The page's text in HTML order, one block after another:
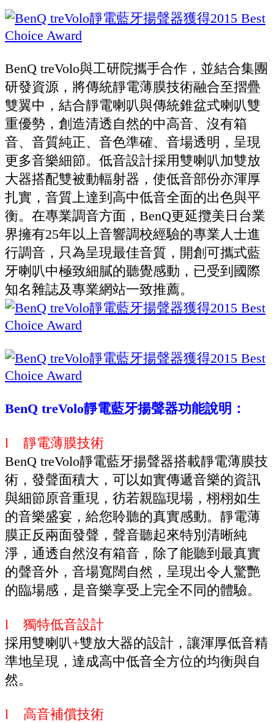
BenQ treVolo與工研院攜手合作，並結合集團
研發資源，將傳統靜電薄膜技術融合至摺疊
雙翼中，結合靜電喇叭與傳統錐盆式喇叭雙
重優勢，創造清透自然的中高音、沒有箱
音、音質純正、音色準確、音場透明，呈現
更多音樂細節。低音設計採用雙喇叭加雙放
大器搭配雙被動輻射器，使低音部份亦渾厚
扎實，音質上達到高中低音全面的出色與平
衡。在專業調音方面，BenQ更延攬美日台業
界擁有25年以上音響調校經驗的專業人士進
行調音，只為呈現最佳音質，開創可攜式藍
牙喇叭中極致細膩的聽覺感動，已受到國際
知名雜誌及專業網站一致推薦。
BenQ treVolo靜電藍牙揚聲器功能說明：
l 靜電薄膜技術
BenQ treVolo靜電藍牙揚聲器搭載靜電薄膜技
術，發聲面積大，可以如實傳遞音樂的資訊
與細節原音重現，彷若親臨現場，栩栩如生
的音樂盛宴，給您聆聽的真實感動。靜電薄
膜正反兩面發聲，聲音聽起來特別清晰純
淨，通透自然沒有箱音，除了能聽到最真實
的聲音外，音場寬闊自然，呈現出令人驚艷
的臨場感，是音樂享受上完全不同的體驗。
l 獨特低音設計
採用雙喇叭+雙放大器的設計，讓渾厚低音精
準地呈現，達成高中低音全方位的均衡與自
然。
l 高音補償技術